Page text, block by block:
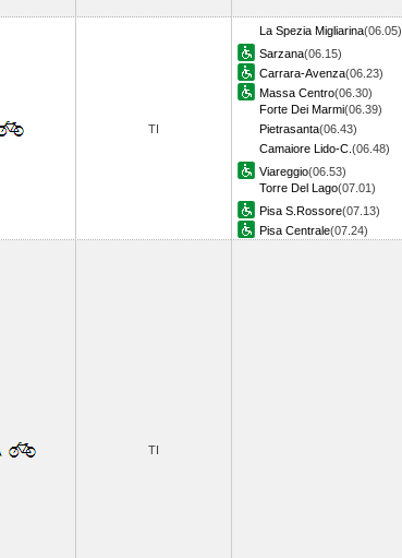
TI
La Spezia Migliarina(06.05)
Sarzana(06.15)
Carrara-Avenza(06.23)
Massa Centro(06.30)
Forte Dei Marmi(06.39)
Pietrasanta(06.43)
Camaiore Lido-C. (06.48)
Viareggio(06.53)
Torre Del Lago(07.01)
Pisa S.Rossore(07.13)
Pisa Centrale(07.24)
TI